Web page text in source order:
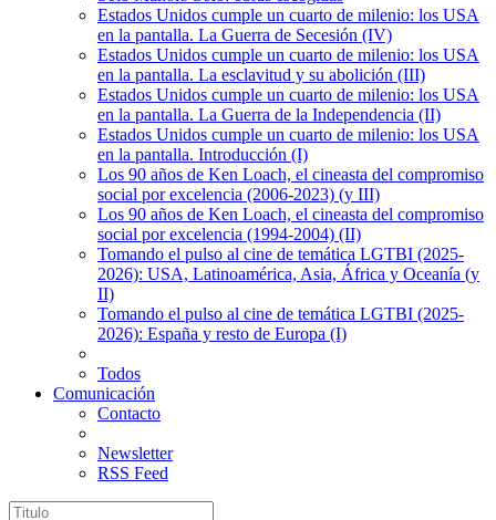
Estados Unidos cumple un cuarto de milenio: los USA
en la pantalla. La Guerra de Secesión (IV)
Estados Unidos cumple un cuarto de milenio: los USA
en la pantalla. La esclavitud y su abolición (III)
Estados Unidos cumple un cuarto de milenio: los USA
en la pantalla. La Guerra de la Independencia (II)
Estados Unidos cumple un cuarto de milenio: los USA
en la pantalla. Introducción (I)
Los 90 años de Ken Loach, el cineasta del compromiso
social por excelencia (2006-2023) (y III)
Los 90 años de Ken Loach, el cineasta del compromiso
social por excelencia (1994-2004) (II)
Tomando el pulso al cine de temática LGTBI (2025-
2026): USA, Latinoamérica, Asia, África y Oceanía (y
II)
Tomando el pulso al cine de temática LGTBI (2025-
2026): España y resto de Europa (I)
Todos
Comunicación
Contacto
Newsletter
RSS Feed